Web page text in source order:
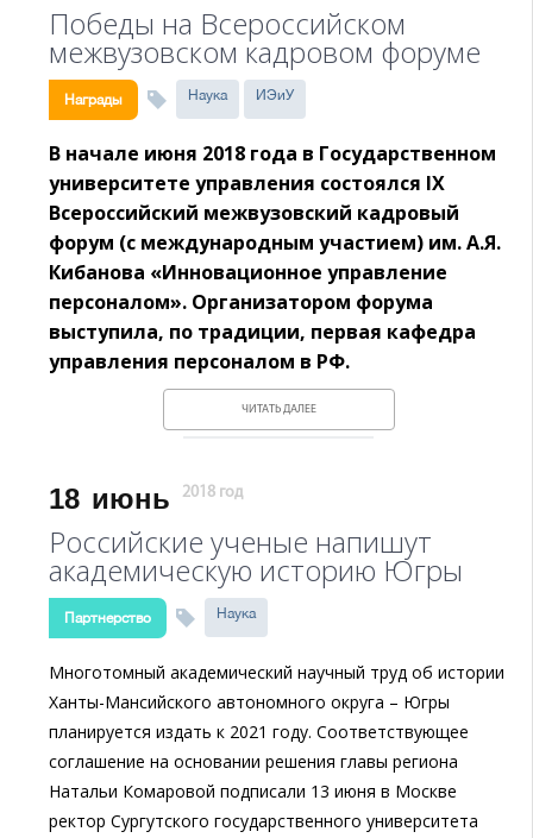
Победы на Всероссийском
межвузовском кадровом форуме
Награды Наука ИЭиУ
В начале июня 2018 года в Государственном
университете управления состоялся IX
Всероссийский межвузовский кадровый
форум (с международным участием) им. А.Я.
Кибанова «Инновационное управление
персоналом». Организатором форума
выступила, по традиции, первая кафедра
управления персоналом в РФ.
ЧИТАТЬ ДАЛЕЕ
18 июнь 2018 год
Российские ученые напишут
академическую историю Югры
Партнерство Наука
Многотомный академический научный труд об истории
Ханты-Мансийского автономного округа – Югры
планируется издать к 2021 году. Соответствующее
соглашение на основании решения главы региона
Натальи Комаровой подписали 13 июня в Москве
ректор Сургутского государственного университета